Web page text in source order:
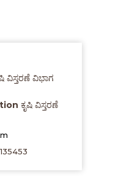
ವಿಸ್ತರಣೆ ವಿಭಾಗ
ಕೃಷಿ ವಿಸ್ತರಣೆ